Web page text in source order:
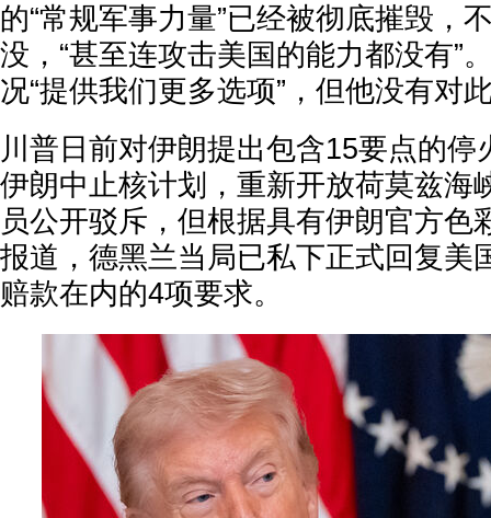
的“常规军事力量”已经被彻底摧毁，
没，“甚至连攻击美国的能力都没有”
况“提供我们更多选项”，但他没有对
川普日前对伊朗提出包含15要点的停
伊朗中止核计划，重新开放荷莫兹海
员公开驳斥，但根据具有伊朗官方色
报道，德黑兰当局已私下正式回复美
赔款在内的4项要求。